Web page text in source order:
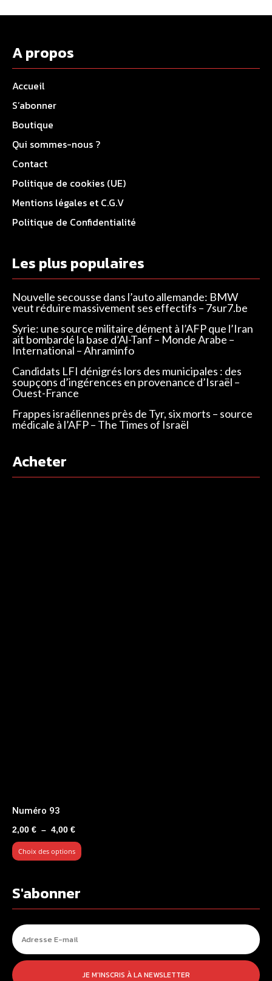
A propos
Accueil
S’abonner
Boutique
Qui sommes-nous ?
Contact
Politique de cookies (UE)
Mentions légales et C.G.V
Politique de Confidentialité
Les plus populaires
Nouvelle secousse dans l’auto allemande: BMW
veut réduire massivement ses effectifs – 7sur7.be
Syrie: une source militaire dément à l’AFP que l’Iran
ait bombardé la base d’Al-Tanf – Monde Arabe –
International – Ahraminfo
Candidats LFI dénigrés lors des municipales : des
soupçons d’ingérences en provenance d’Israël –
Ouest-France
Frappes israéliennes près de Tyr, six morts – source
médicale à l’AFP – The Times of Israël
Acheter
Numéro 93
2,00 € – 4,00 €Plage
de
prix :
4,00 €
Choix des options
S'abonner
JE M'INSCRIS À LA NEWSLETTER